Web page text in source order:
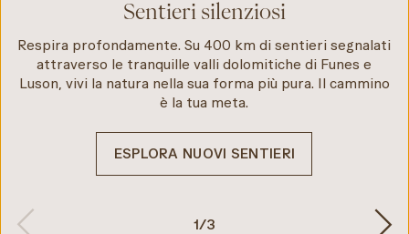
Sentieri silenziosi
Respira profondamente. Su 400 km di sentieri segnalati
attraverso le tranquille valli dolomitiche di Funes e
Luson, vivi la natura nella sua forma più pura. Il cammino
è la tua meta.
ESPLORA NUOVI SENTIERI
1/3